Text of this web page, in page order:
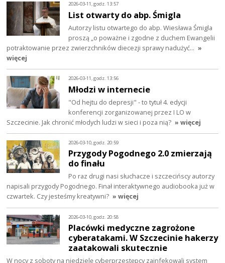
2026-03-11, godz. 13:57
List otwarty do abp. Śmigla
Autorzy listu otwartego do abp. Wiesława Śmigla
proszą „o poważne i zgodne z duchem Ewangelii
potraktowanie przez zwierzchników diecezji sprawy nadużyć… »
więcej
2026-03-11, godz. 13:56
Młodzi w internecie
"Od hejtu do depresji" - to tytuł 4. edycji
konferencji zorganizowanej przez I LO w
Szczecinie. Jak chronić młodych ludzi w sieci i poza nią? » więcej
2026-03-10, godz. 20:59
Przygody Pogodnego 2.0 zmierzają
do finału
Po raz drugi nasi słuchacze i szczecińscy autorzy
napisali przygody Pogodnego. Finał interaktywnego audiobooka już w
czwartek. Czy jesteśmy kreatywni? » więcej
2026-03-10, godz. 20:58
Placówki medyczne zagrożone
cyberatakami. W Szczecinie hakerzy
zaatakowali skutecznie
W nocy z soboty na niedzielę cyberprzestępcy zainfekowali system